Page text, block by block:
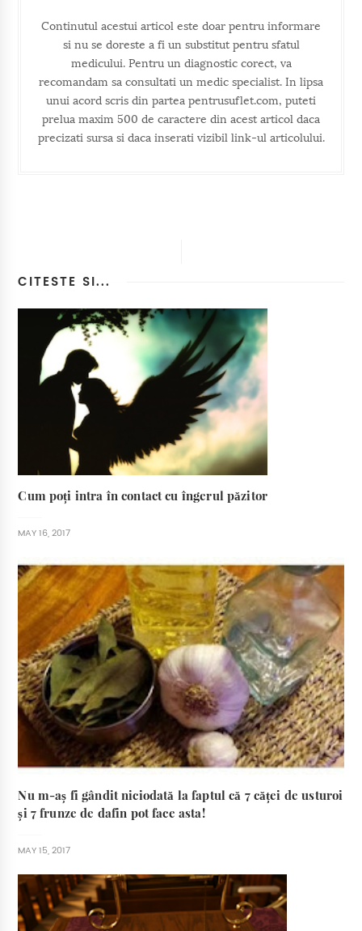
Continutul acestui articol este doar pentru informare
si nu se doreste a fi un substitut pentru sfatul
medicului. Pentru un diagnostic corect, va
recomandam sa consultati un medic specialist. In lipsa
unui acord scris din partea pentrusuflet.com, puteti
prelua maxim 500 de caractere din acest articol daca
precizati sursa si daca inserati vizibil link-ul articolului.
CITESTE SI...
Cum poți intra în contact cu îngerul păzitor
MAY 16, 2017
Nu m-aș fi gândit niciodată la faptul că 7 căței de usturoi
și 7 frunze de dafin pot face asta!
MAY 15, 2017